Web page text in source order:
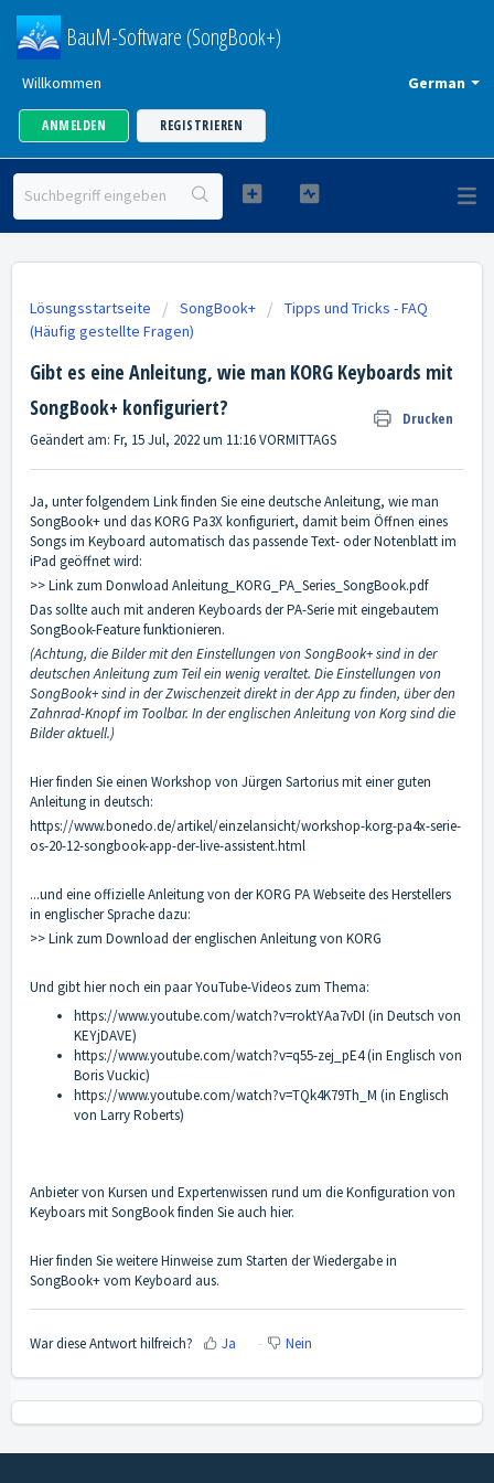
BauM-Software (SongBook+)
German
Willkommen
ANMELDEN REGISTRIEREN
Lösungsstartseite SongBook+
Tipps und Tricks - FAQ
(Häufig gestellte Fragen)
Gibt es eine Anleitung, wie man KORG Keyboards mit
SongBook+ konfiguriert?
Drucken
Geändert am: Fr, 15 Jul, 2022 um 11:16 VORMITTAGS
Ja, unter folgendem Link finden Sie eine deutsche Anleitung, wie man
SongBook+ und das KORG Pa3X konfiguriert, damit beim Öffnen eines
Songs im Keyboard automatisch das passende Text- oder Notenblatt im
iPad geöffnet wird:
>> Link zum Donwload Anleitung_KORG_PA_Series_SongBook.pdf
Das sollte auch mit anderen Keyboards der PA-Serie mit eingebautem
SongBook-Feature funktionieren.
(Achtung, die Bilder mit den Einstellungen von SongBook+ sind in der
deutschen Anleitung zum Teil ein wenig veraltet. Die Einstellungen von
SongBook+ sind in der Zwischenzeit direkt in der App zu finden, über den
Zahnrad-Knopf im Toolbar. In der englischen Anleitung von Korg sind die
Bilder aktuell.)
Hier finden Sie einen Workshop von Jürgen Sartorius mit einer guten
Anleitung in deutsch:
https://www.bonedo.de/artikel/einzelansicht/workshop-korg-pa4x-serie-
os-20-12-songbook-app-der-live-assistent.html
...und eine offizielle Anleitung von der KORG PA Webseite des Herstellers
in englischer Sprache dazu:
>> Link zum Download der englischen Anleitung von KORG
Und gibt hier noch ein paar YouTube-Videos zum Thema:
https://www.youtube.com/watch?v=roktYAa7vDI (in Deutsch von
KEYjDAVE)
https://www.youtube.com/watch?v=q55-zej_pE4(in Englisch von
Boris Vuckic)
https://www.youtube.com/watch?v=TQk4K79Th_M (in Englisch
von Larry Roberts)
Anbieter von Kursen und Expertenwissen rund um die Konfiguration von
Keyboars mit SongBook finden Sie auch hier.
Hier finden Sie weitere Hinweise zum Starten der Wiedergabe in
SongBook+ vom Keyboard aus.
War diese Antwort hilfreich? Ja Nein